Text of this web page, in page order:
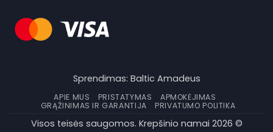
Sprendimas: Baltic Amadeus
APIE MUS PRISTATYMAS
APMOKĖJIMAS
GRĄŽINIMAS IR GARANTIJA
PRIVATUMO POLITIKA
Visos teisės saugomos. Krepšinio namai 2026 ©